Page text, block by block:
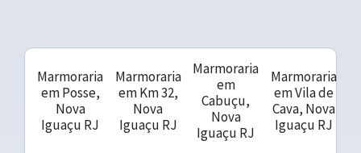
Marmoraria
em Posse,
Nova
Iguaçu RJ
Marmoraria
em Km 32,
Nova
Iguaçu RJ
Marmoraria
em
Cabuçu,
Nova
Iguaçu RJ
Marmoraria
em Vila de
Cava, Nova
Iguaçu RJ